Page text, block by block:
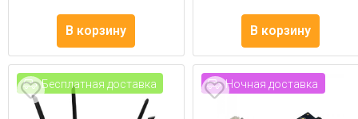
В корзину В корзину
Бесплатная доставка Ночная доставка